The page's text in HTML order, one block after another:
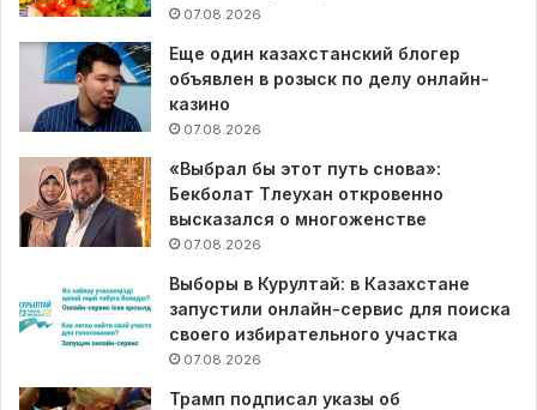
07.08.2026
Еще один казахстанский блогер
объявлен в розыск по делу онлайн-
казино
07.08.2026
«Выбрал бы этот путь снова»:
Бекболат Тлеухан откровенно
высказался о многоженстве
07.08.2026
Выборы в Курултай: в Казахстане
запустили онлайн-сервис для поиска
своего избирательного участка
07.08.2026
Трамп подписал указы об